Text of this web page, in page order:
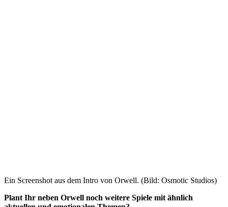
Ein Screenshot aus dem Intro von Orwell. (Bild: Osmotic Studios)
Plant Ihr neben Orwell noch weitere Spiele mit ähnlich